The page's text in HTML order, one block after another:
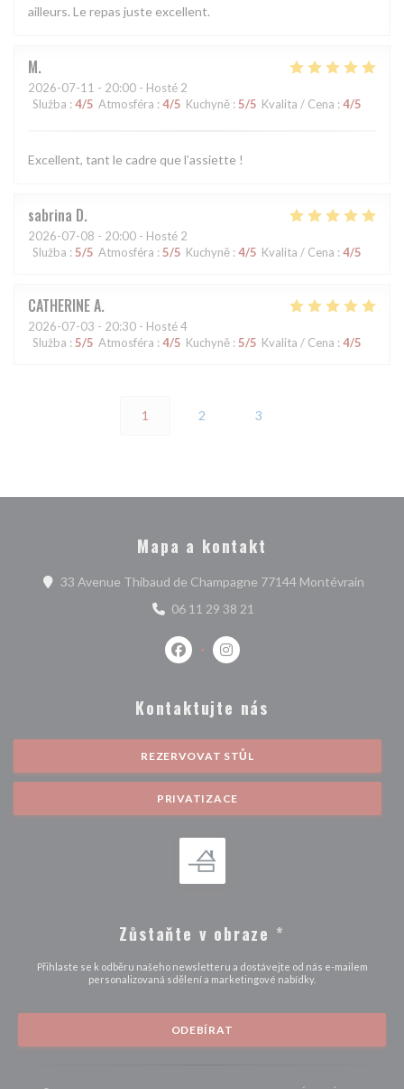
ailleurs. Le repas juste excellent.
M
2026-07-11 - 20:00 - Hosté 2
Služba : 4/5 Atmosféra : 4/5 Kuchyně : 5/5 Kvalita / Cena : 4/5
Excellent, tant le cadre que l’assiette !
sabrina D
2026-07-08 - 20:00 - Hosté 2
Služba : 5/5 Atmosféra : 5/5 Kuchyně : 4/5 Kvalita / Cena : 4/5
CATHERINEA
2026-07-03 - 20:30 - Hosté 4
Služba : 5/5 Atmosféra : 4/5 Kuchyně : 5/5 Kvalita / Cena : 4/5
1 2 3
Mapa a kontakt
33 Avenue Thibaud de Champagne 77144 Montévrain
06 11 29 38 21
Facebook ((otevře se v novém okně))
Instagram ((otevře se v
Kontaktujte nás
REZERVOVAT STŮL
PRIVATIZACE
Zůstaňte v obraze *
Přihlaste se k odběru našeho newsletteru a dostávejte od nás e-mailem
personalizovaná sdělení a marketingové nabídky.
ODEBÍRAT